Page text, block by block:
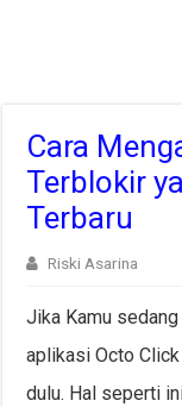
Cara
Terblokir
Terbaru
Riski Asarina
Jika Kamu
aplikasi Octo
dulu. Hal seperti